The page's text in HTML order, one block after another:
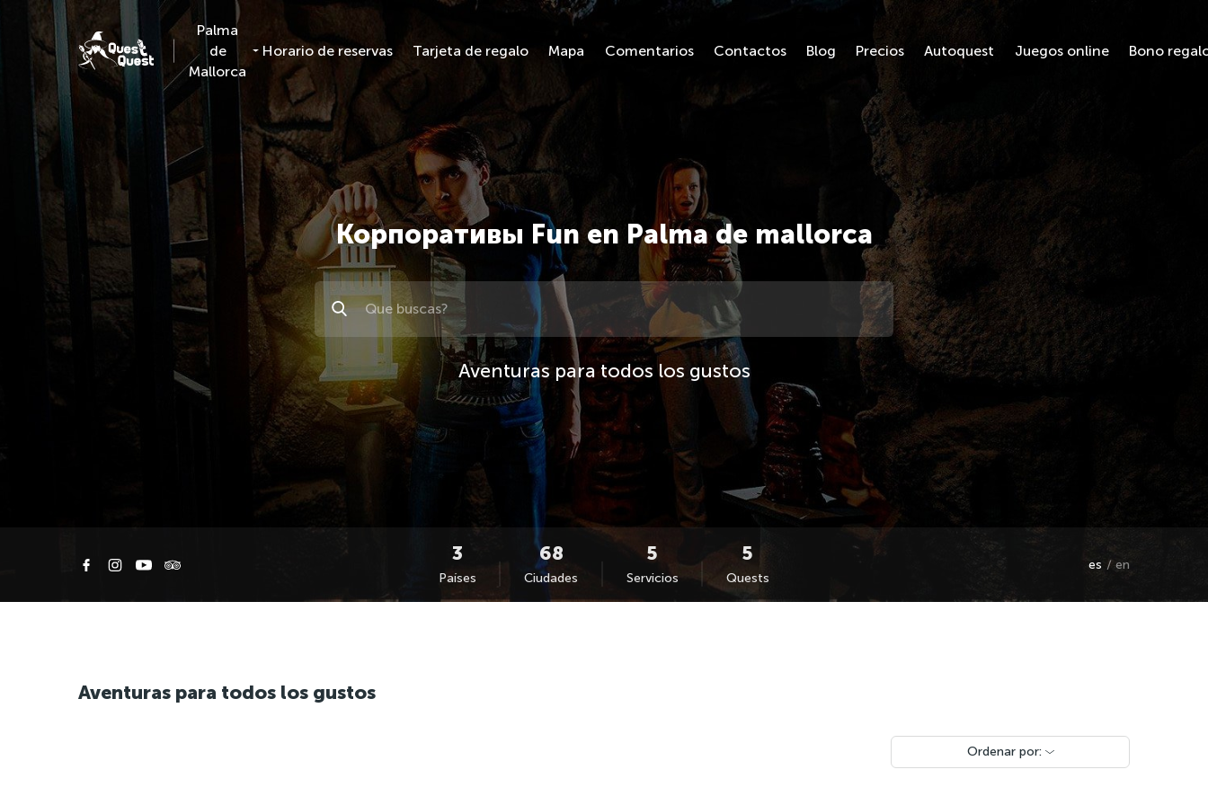
Palma
de
Mallorca
Horario de reservas Tarjeta de regalo Mapa Comentarios Contactos Blog Precios Autoquest Juegos online Bono
Корпоративы Fun en Palma de mallorca
Поиск
Aventuras para todos los gustos
Países Ciudades Servicios Quests
es en
Aventuras para todos los gustos
Ordenar por: